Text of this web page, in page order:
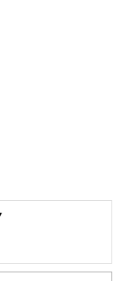
関する記事を、日々